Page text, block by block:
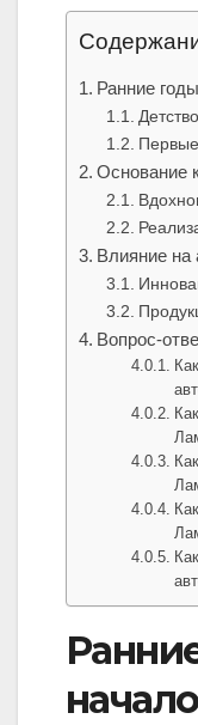
Ранние
Основание
Влияние на
Вопрос-